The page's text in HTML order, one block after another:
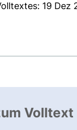
19 Dez
Volltext